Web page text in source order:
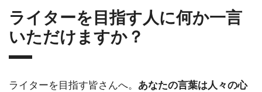
ライターを目指す人に何か一言
いただけますか？
ライターを目指す皆さんへ。 あなたの言葉は人々の心